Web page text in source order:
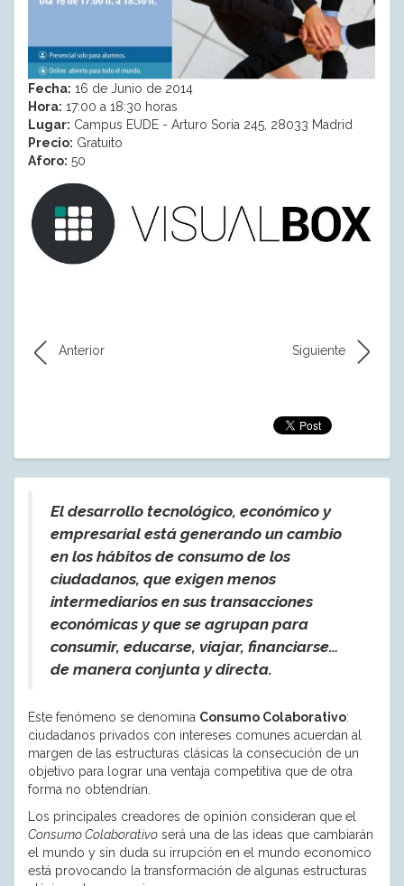
Fecha: 16 de Junio de 2014
Hora: 17:00 a 18:30 horas
Lugar: Campus EUDE - Arturo Soria 245, 28033 Madrid
Precio: Gratuito
Aforo: 50
Anterior Siguiente
El desarrollo tecnológico, económico y
empresarial está generando un cambio
en los hábitos de consumo de los
ciudadanos, que exigen menos
intermediarios en sus transacciones
económicas y que se agrupan para
consumir, educarse, viajar, financiarse…
de manera conjunta y directa.
Este fenómeno se denomina Consumo Colaborativo:
ciudadanos privados con intereses comunes acuerdan al
margen de las estructuras clásicas la consecución de un
objetivo para lograr una ventaja competitiva que de otra
forma no obtendrían.
Los principales creadores de opinión consideran que el
Consumo Colaborativo será una de las ideas que cambiarán
el mundo y sin duda su irrupción en el mundo economico
está provocando la transformación de algunas estructuras